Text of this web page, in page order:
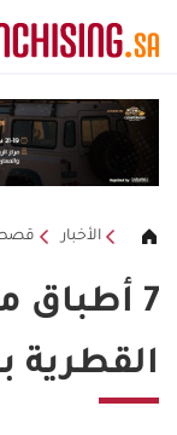
الأخبار
7 أطباق
القطرية